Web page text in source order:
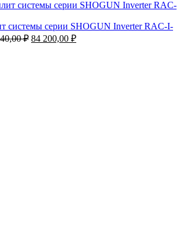
системы серии SHOGUN Inverter RAC-I-
₽ Первоначальная
84 200,00 ₽Текущая